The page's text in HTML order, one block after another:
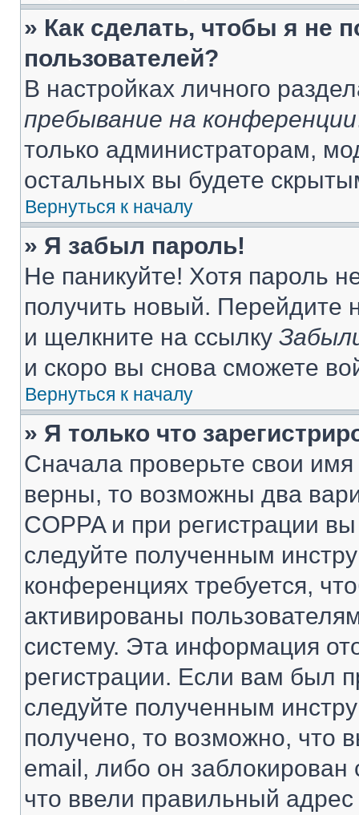
» Как сделать, чтобы я не
пользователей?
В настройках личного
пребывание на конференции
только администраторам,
остальных вы будете
Вернуться к началу
» Я забыл пароль!
Не паникуйте! Хотя пароль
получить новый. Перейдите
и щелкните на ссылку
и скоро вы снова сможете
Вернуться к началу
» Я только что
Сначала проверьте свои
верны, то возможны два
COPPA и при регистрации
следуйте полученным
конференциях требуется,
активированы
систему. Эта информация
регистрации. Если вам был
следуйте полученным
получено, то возможно, что
email, либо он
что ввели правильный адрес